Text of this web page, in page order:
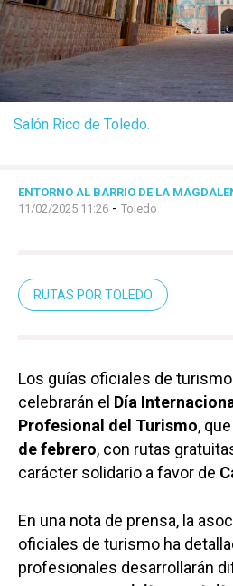
Salón Rico de Toledo.
ENTORNO AL BARRIO DE LA
11/02/2025 11:26 - Toledo
RUTAS POR TOLEDO
Los guías oficiales de
celebrarán el Día
Profesional del Turismo,
de febrero, con rutas
carácter solidario a favor de
En una nota de prensa, la
oficiales de turismo ha
profesionales desarrollarán